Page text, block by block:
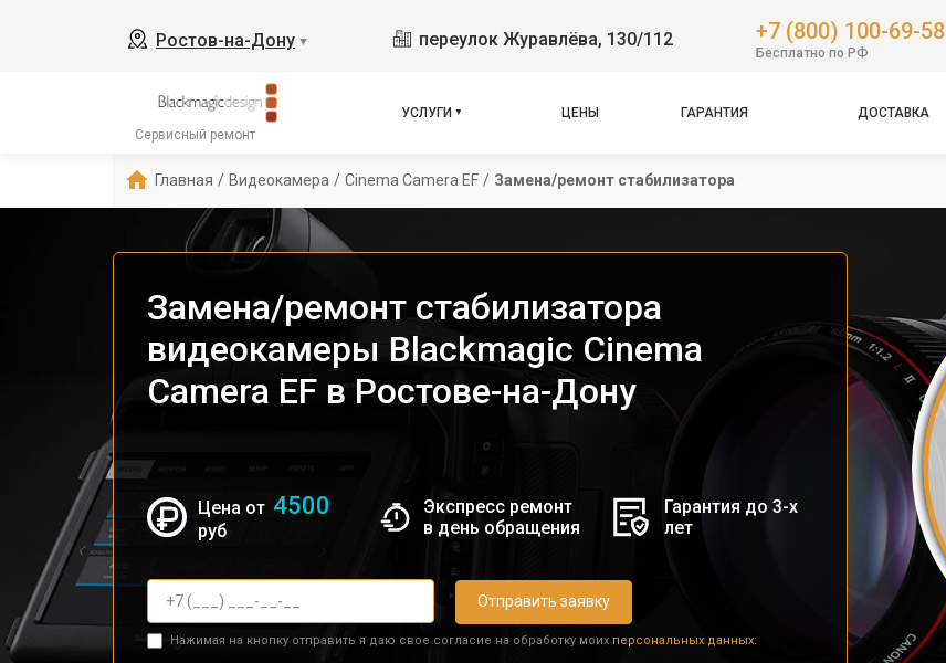
Ростов-на-Дону ▼ переулок Журавлёва, 130/112 +7 (800) 100-69-58
Бесплатно по РФ
Сервисный ремонт
УСЛУГИ ЦЕНЫ ГАРАНТИЯ ДОСТАВКА
Главная / Видеокамера / Cinema Camera EF / Замена/ремонт стабилизатора
Замена/ремонт стабилизатора
видеокамеры Blackmagic Cinema
Camera EF в Ростове-на-Дону
Цена от 4500
руб
Экспресс ремонт
в день обращения
Гарантия до 3-х
лет
Отправить заявку
Нажимая на кнопку отправить я даю свое согласие на обработку моих персональных данных.